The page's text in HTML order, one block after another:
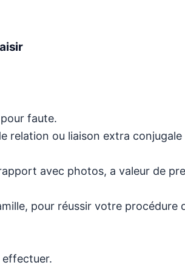
faute.
relation ou liaison extra conjugale
avec photos, a valeur de
pour réussir votre procédure
effectuer.